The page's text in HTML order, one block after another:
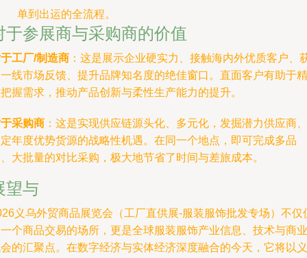
单到出运的全流程。
于参展商与采购商的价值
工厂/制造商 ：这是展示企业硬实力、接触海内外优质客户、
线市场反馈、提升品牌知名度的绝佳窗口。直面客户有助于精
握需求，推动产品创新与柔性生产能力的提升。
采购商 ：这是实现供应链源头化、多元化，发掘潜力供应商、
年度优势货源的战略性机遇。在同一个地点，即可完成多品
大批量的对比采购，极大地节省了时间与差旅成本。
望与
义乌外贸商品展览会（工厂直供展-服装服饰批发专场）不仅
个商品交易的场所，更是全球服装服饰产业信息、技术与商业
的汇聚点。在数字经济与实体经济深度融合的今天，它将以义